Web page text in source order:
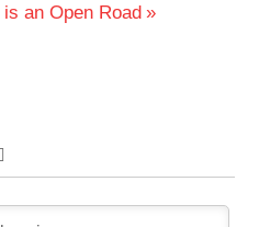
an Open Road